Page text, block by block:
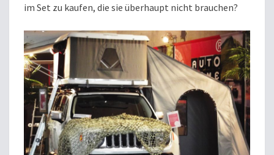
im Set zu kaufen, die sie überhaupt nicht brauchen?